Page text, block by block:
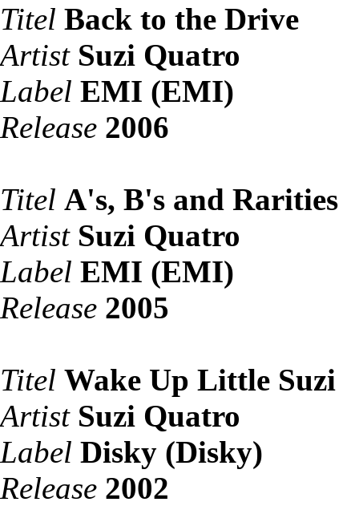
Titel Back to the Drive
Artist Suzi Quatro
Label EMI (EMI)
Release 2006
Titel A's, B's and Rarities
Artist Suzi Quatro
Label EMI (EMI)
Release 2005
Titel Wake Up Little Suzi
Artist Suzi Quatro
Label Disky (Disky)
Release 2002